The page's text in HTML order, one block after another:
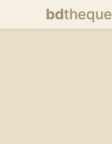
bdtheque